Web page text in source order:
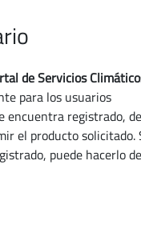
de Servicios
para los usuarios
encuentra registrado,
el producto solicitado.
puede hacerlo de